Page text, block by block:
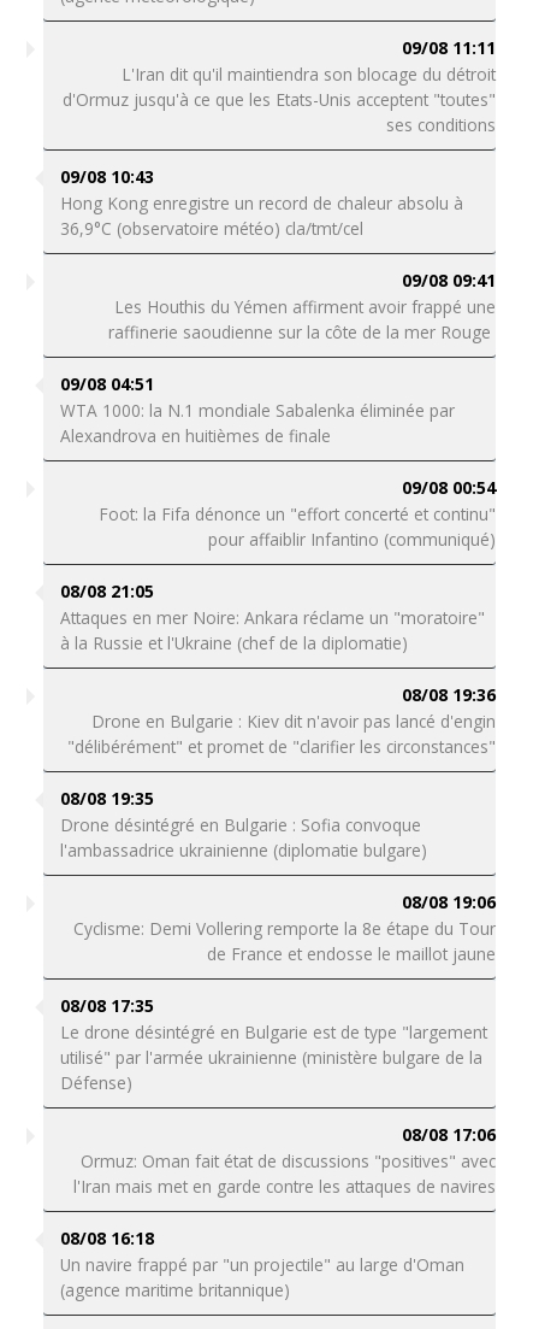
09/08 11:11
L'Iran dit qu'il maintiendra son blocage du détroit
d'Ormuz jusqu'à ce que les Etats-Unis acceptent "toutes"
ses conditions
09/08 10:43
Hong Kong enregistre un record de chaleur absolu à
36,9°C (observatoire météo) cla/tmt/cel
09/08 09:41
Les Houthis du Yémen affirment avoir frappé une
raffinerie saoudienne sur la côte de la mer Rouge
09/08 04:51
WTA 1000: la N.1 mondiale Sabalenka éliminée par
Alexandrova en huitièmes de finale
09/08 00:54
Foot: la Fifa dénonce un "effort concerté et continu"
pour affaiblir Infantino (communiqué)
08/08 21:05
Attaques en mer Noire: Ankara réclame un "moratoire"
à la Russie et l'Ukraine (chef de la diplomatie)
08/08 19:36
Drone en Bulgarie : Kiev dit n'avoir pas lancé d'engin
"délibérément" et promet de "clarifier les circonstances"
08/08 19:35
Drone désintégré en Bulgarie : Sofia convoque
l'ambassadrice ukrainienne (diplomatie bulgare)
08/08 19:06
Cyclisme: Demi Vollering remporte la 8e étape du Tour
de France et endosse le maillot jaune
08/08 17:35
Le drone désintégré en Bulgarie est de type "largement
utilisé" par l'armée ukrainienne (ministère bulgare de la
Défense)
08/08 17:06
Ormuz: Oman fait état de discussions "positives" avec
l'Iran mais met en garde contre les attaques de navires
08/08 16:18
Un navire frappé par "un projectile" au large d'Oman
(agence maritime britannique)